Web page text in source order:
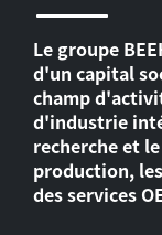
Le groupe
d'un capital
champ
d'industrie
recherche et
production,
des services